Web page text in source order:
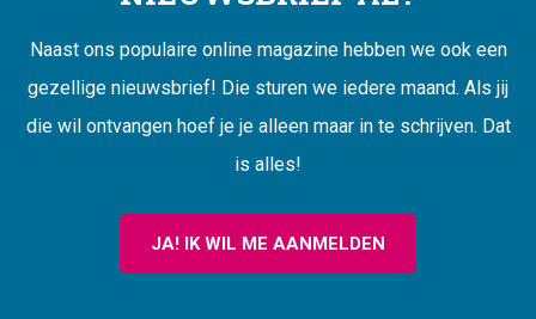
Naast ons populaire online magazine hebben we ook een
gezellige nieuwsbrief! Die sturen we iedere maand. Als jij
die wil ontvangen hoef je je alleen maar in te schrijven. Dat
is alles!
JA! IK WIL ME AANMELDEN